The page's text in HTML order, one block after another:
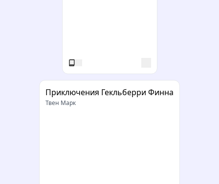
Приключения Гекльберри Финна
Твен Марк